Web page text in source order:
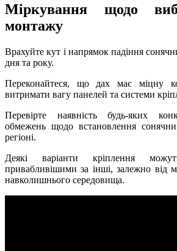
Міркування щодо
монтажу
Врахуйте кут і напрямок падіння
дня та року.
Переконайтеся, що дах має міцну
витримати вагу панелей та системи
Перевірте наявність будь-яких
обмежень щодо встановлення
регіоні.
Деякі варіанти кріплення
привабливішими за інші, залежно від
навколишнього середовища.